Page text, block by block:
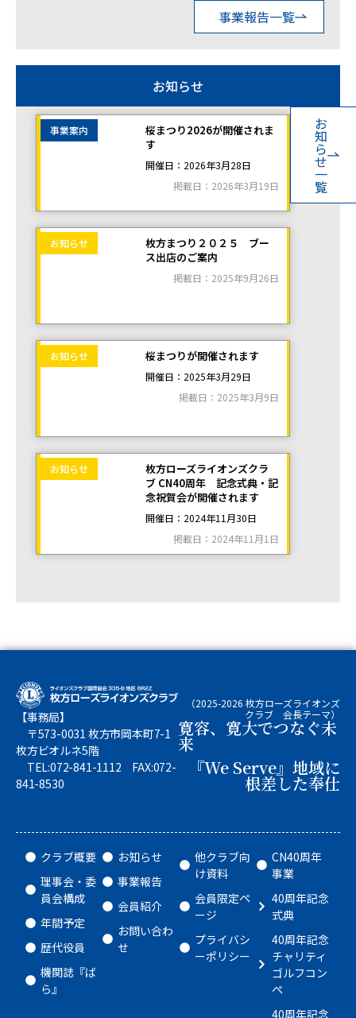
事業報告一覧
お知らせ
事業案内
桜まつり2026が開催されま
す
開催日：2026年3月28日
掲載日：2026年3月19日
お知らせ
枚方まつり２０２５ ブー
ス出店のご案内
掲載日：2025年9月26日
お知らせ 桜まつりが開催されます
開催日：2025年3月29日
掲載日：2025年3月9日
お知らせ
枚方ローズライオンズクラ
ブ CN40周年 記念式典・記
念祝賀会が開催されます
開催日：2024年11月30日
掲載日：2024年11月1日
お
知
ら
せ
一
覧
【事務局】
〒573-0031 枚方市岡本町7-1
枚方ビオルネ5階
TEL:072-841-1112 FAX:072-
841-8530
（2025-2026 枚方ローズライオンズ
クラブ 会長テーマ）
寛容、寛大でつなぐ未
来
『We Serve』地域に
根差した奉仕
クラブ概要
理事会・委
員会構成
年間予定
歴代役員
機関誌『ば
ら』
お知らせ
事業報告
会員紹介
お問い合わ
せ
他クラブ向
け資料
会員限定ペ
ージ
プライバシ
ーポリシー
CN40周年
事業
40周年記念
式典
40周年記念
チャリティ
ゴルフコン
ペ
40周年記念